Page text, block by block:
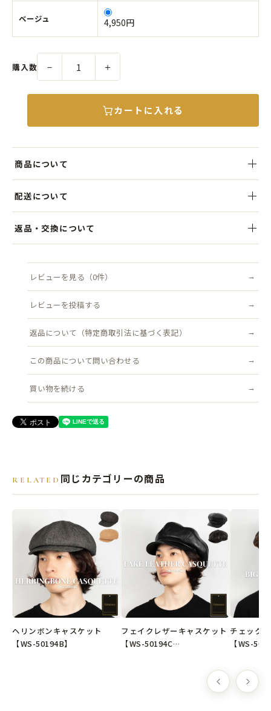
ベージュ 4,950円
購入数 － ＋
カートに入れる
商品について
ュロイ生地で仕立てました。
さとカジュアルさを兼ね備えた万能アイテムです。
クラウン部分を後ろに倒してキャップ風に、前に倒してハンチング風
に、さらに後ろ向きにかぶればベレー帽風にも。気分やスタイルに合
累計5万個以上販売している実績ある型は、被りやすさに定評あり。
初めてキャスケットに挑戦する方にもおすすめで、男女問わず幅広い
コーディネートに活躍します。
●サイズ
帽子の幅：約27cm
本体：コットン 100%
韓国製
※弊社オリジナル企画デザインの商品です。
📮クリックポスト選択で送料無料
配送について
目安に発送いたします。クリックポスト（追跡可能・ポスト投函）対
配送について詳しく見る →
返品・交換について
します（返品送料は当店負担）。
返品について詳しく見る →
レビューを見る（0件）
レビューを投稿する
返品について（特定商取引法に基づく表記）
この商品について問い合わせる
買い物を続ける
RELATED 同じカテゴリーの商品
ヘリンボンキャスケット
【WS-50194B】
フェイクレザーキャスケット
【WS-50194C…
チェック
【WS-